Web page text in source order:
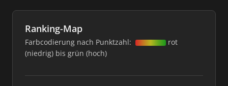
Ranking-Map
Farbcodierung nach Punktzahl:
rot
(niedrig) bis grün (hoch)